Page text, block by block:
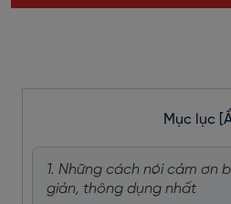
Mục lục
1. Những cách nói cảm ơn
giản, thông dụng nhất